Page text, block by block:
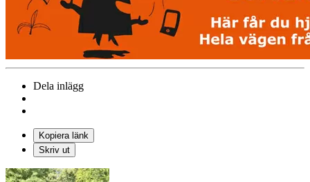
Dela inlägg
Kopiera länk
Skriv ut